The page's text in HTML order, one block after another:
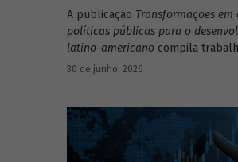
A publicação Transformações em
políticas públicas para o
latino-americano compila
edição da Escola de Governo e
30 de junho, 2026